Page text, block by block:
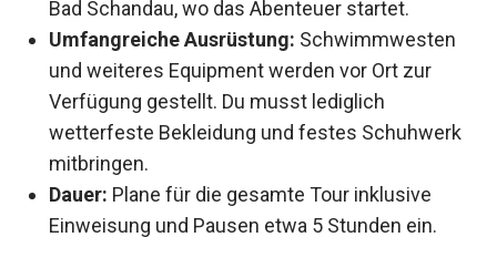
Bad Schandau, wo das Abenteuer startet.
Umfangreiche Ausrüstung: Schwimmwesten
und weiteres Equipment werden vor Ort zur
Verfügung gestellt. Du musst lediglich
wetterfeste Bekleidung und festes Schuhwerk
mitbringen.
Dauer: Plane für die gesamte Tour inklusive
Einweisung und Pausen etwa 5 Stunden ein.